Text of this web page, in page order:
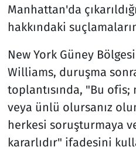
Manhattan'da
hakkındaki
New York Güney Bölgesi
Williams, duruşma
toplantısında, "Bu
veya ünlü olursanız
herkesi soruşturmaya
kararlıdır" ifadesini
Seçim 2023
Teknoloji ve Bilim
Televizyon